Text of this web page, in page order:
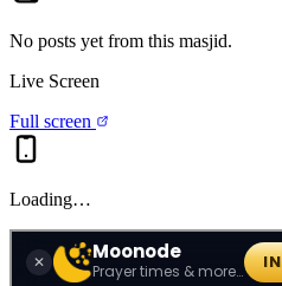
No posts yet from this masjid.
Live Screen
Full screen
Loading…